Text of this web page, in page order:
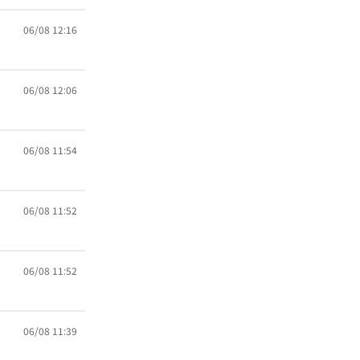
06/08 12:16
06/08 12:06
06/08 11:54
06/08 11:52
06/08 11:52
06/08 11:39